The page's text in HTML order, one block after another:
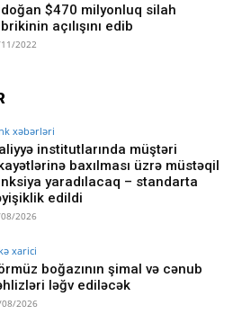
$470 milyonluq silah
açılışını edib
2022
xəbərləri
institutlarında müştəri
baxılması üzrə müstəqil
yaradılacaq – standarta
edildi
2026
xarici
boğazının şimal və cənub
ləğv ediləcək
2026